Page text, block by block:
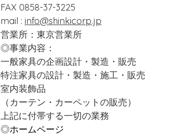
FAX 0858-37-3225
mail : info@shinkicorp.jp
営業所：東京営業所
◎事業内容：
一般家具の企画設計・製造・販売
特注家具の設計・製造・施工・販売
室内装飾品
（カーテン・カーペットの販売）
上記に付帯する一切の業務
◎ホームページ